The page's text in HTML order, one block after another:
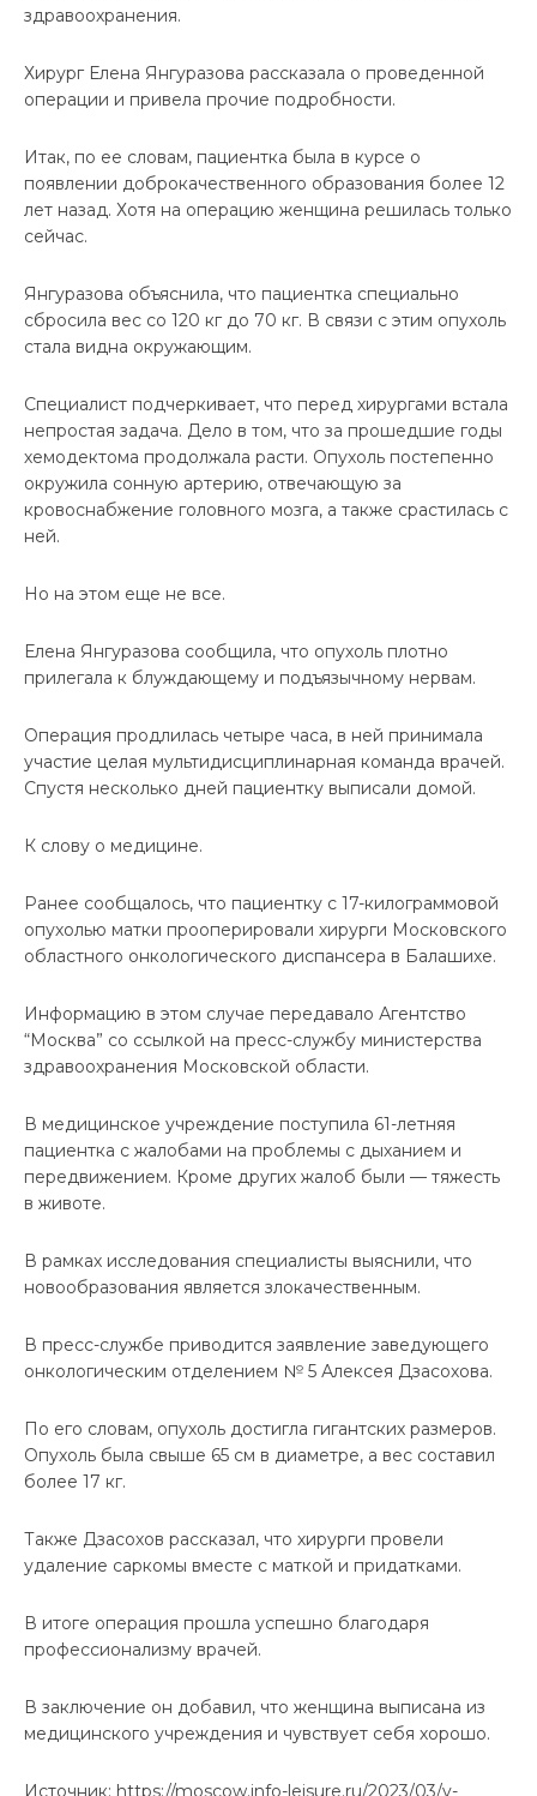
здравоохранения.
Хирург Елена Янгуразова рассказала о проведенной
операции и привела прочие подробности.
Итак, по ее словам, пациентка была в курсе о
появлении доброкачественного образования более 12
лет назад. Хотя на операцию женщина решилась только
сейчас.
Янгуразова объяснила, что пациентка специально
сбросила вес со 120 кг до 70 кг. В связи с этим опухоль
стала видна окружающим.
Специалист подчеркивает, что перед хирургами встала
непростая задача. Дело в том, что за прошедшие годы
хемодектома продолжала расти. Опухоль постепенно
окружила сонную артерию, отвечающую за
кровоснабжение головного мозга, а также срастилась с
ней.
Но на этом еще не все.
Елена Янгуразова сообщила, что опухоль плотно
прилегала к блуждающему и подъязычному нервам.
Операция продлилась четыре часа, в ней принимала
участие целая мультидисциплинарная команда врачей.
Спустя несколько дней пациентку выписали домой.
К слову о медицине.
Ранее сообщалось, что пациентку с 17-килограммовой
опухолью матки прооперировали хирурги Московского
областного онкологического диспансера в Балашихе.
Информацию в этом случае передавало Агентство
“Москва” со ссылкой на пресс-службу министерства
здравоохранения Московской области.
В медицинское учреждение поступила 61-летняя
пациентка с жалобами на проблемы с дыханием и
передвижением. Кроме других жалоб были — тяжесть
в животе.
В рамках исследования специалисты выяснили, что
новообразования является злокачественным.
В пресс-службе приводится заявление заведующего
онкологическим отделением № 5 Алексея Дзасохова.
По его словам, опухоль достигла гигантских размеров.
Опухоль была свыше 65 см в диаметре, а вес составил
более 17 кг.
Также Дзасохов рассказал, что хирурги провели
удаление саркомы вместе с маткой и придатками.
В итоге операция прошла успешно благодаря
профессионализму врачей.
В заключение он добавил, что женщина выписана из
медицинского учреждения и чувствует себя хорошо.
Источник: https://moscow.info-leisure.ru/2023/03/v-